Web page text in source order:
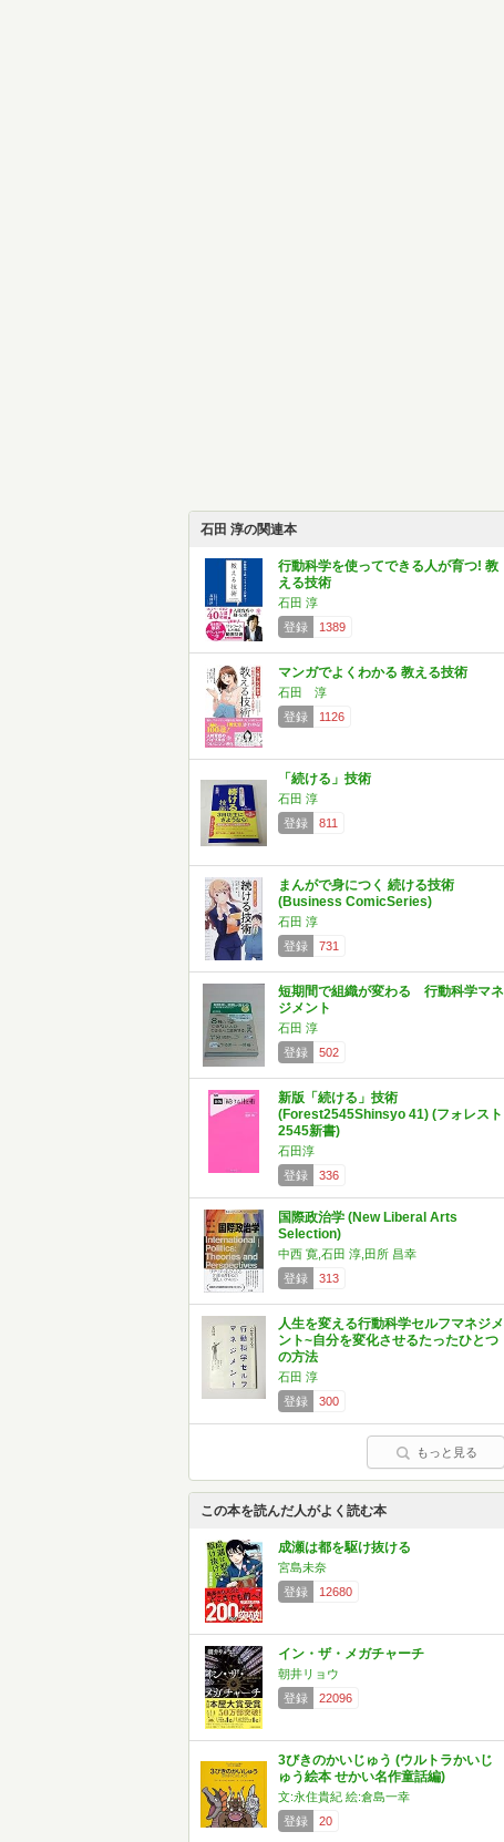
石田 淳の関連本
行動科学を使ってできる人が育つ! 教
える技術
石田 淳
登録
1389
マンガでよくわかる 教える技術
石田 淳
登録
1126
「続ける」技術
石田 淳
登録
811
まんがで身につく 続ける技術
(Business ComicSeries)
石田 淳
登録
731
短期間で組織が変わる 行動科学マネ
ジメント
石田 淳
登録
502
新版「続ける」技術
(Forest2545Shinsyo 41) (フォレスト
2545新書)
石田淳
登録
336
国際政治学 (New Liberal Arts
Selection)
中西 寛,石田 淳,田所 昌幸
登録
313
人生を変える行動科学セルフマネジメ
ント~自分を変化させるたったひとつ
の方法
石田 淳
登録
300
もっと見る
この本を読んだ人がよく読む本
成瀬は都を駆け抜ける
宮島未奈
登録
12680
イン・ザ・メガチャーチ
朝井リョウ
登録
22096
3びきのかいじゅう (ウルトラかいじ
ゅう絵本 せかい名作童話編)
文:永住貴紀 絵:倉島一幸
登録
20